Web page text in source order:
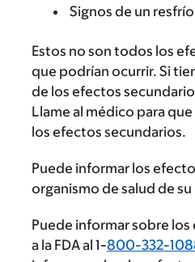
Signos de un
Estos no son todos los
que podrían ocurrir. Si
de los efectos
Llame al médico para
los efectos secundarios.
Puede informar los
organismo de salud de su
Puede informar sobre
a la FDA al 1-800-332-